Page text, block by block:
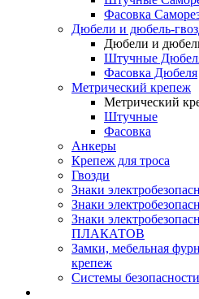
Фасовка
Дюбели и дюбель-
Дюбели и
Штучные
Фасовка Дюбеля
Метрический крепеж
Метрический
Штучные
Фасовка
Анкеры
Крепеж для троса
Гвозди
Знаки
Знаки
Знаки
ПЛАКАТОВ
Замки, мебельная
крепеж
Системы безопасности